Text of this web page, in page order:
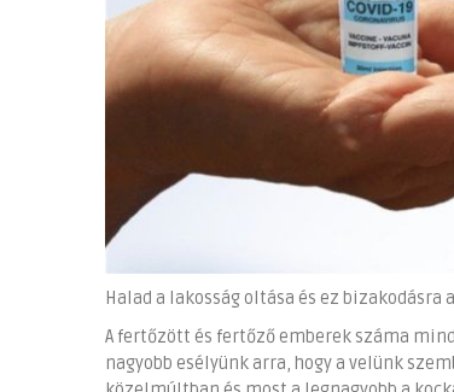
Halad a lakosság oltása és ez
A fertőzött és fertőző emberek száma
nagyobb esélyünk arra, hogy a velünk